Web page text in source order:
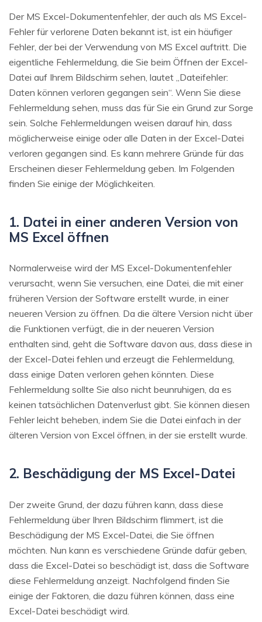
Der MS Excel-Dokumentenfehler, der auch als MS Excel-
Fehler für verlorene Daten bekannt ist, ist ein häufiger
Fehler, der bei der Verwendung von MS Excel auftritt. Die
eigentliche Fehlermeldung, die Sie beim Öffnen der Excel-
Datei auf Ihrem Bildschirm sehen, lautet „Dateifehler:
Daten können verloren gegangen sein“. Wenn Sie diese
Fehlermeldung sehen, muss das für Sie ein Grund zur Sorge
sein. Solche Fehlermeldungen weisen darauf hin, dass
möglicherweise einige oder alle Daten in der Excel-Datei
verloren gegangen sind. Es kann mehrere Gründe für das
Erscheinen dieser Fehlermeldung geben. Im Folgenden
finden Sie einige der Möglichkeiten.
1. Datei in einer anderen Version von
MS Excel öffnen
Normalerweise wird der MS Excel-Dokumentenfehler
verursacht, wenn Sie versuchen, eine Datei, die mit einer
früheren Version der Software erstellt wurde, in einer
neueren Version zu öffnen. Da die ältere Version nicht über
die Funktionen verfügt, die in der neueren Version
enthalten sind, geht die Software davon aus, dass diese in
der Excel-Datei fehlen und erzeugt die Fehlermeldung,
dass einige Daten verloren gehen könnten. Diese
Fehlermeldung sollte Sie also nicht beunruhigen, da es
keinen tatsächlichen Datenverlust gibt. Sie können diesen
Fehler leicht beheben, indem Sie die Datei einfach in der
älteren Version von Excel öffnen, in der sie erstellt wurde.
2. Beschädigung der MS Excel-Datei
Der zweite Grund, der dazu führen kann, dass diese
Fehlermeldung über Ihren Bildschirm flimmert, ist die
Beschädigung der MS Excel-Datei, die Sie öffnen
möchten. Nun kann es verschiedene Gründe dafür geben,
dass die Excel-Datei so beschädigt ist, dass die Software
diese Fehlermeldung anzeigt. Nachfolgend finden Sie
einige der Faktoren, die dazu führen können, dass eine
Excel-Datei beschädigt wird.